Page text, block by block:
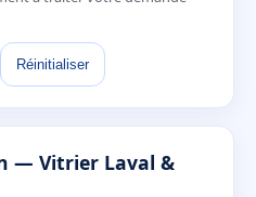
Réinitialiser
— Vitrier Laval &